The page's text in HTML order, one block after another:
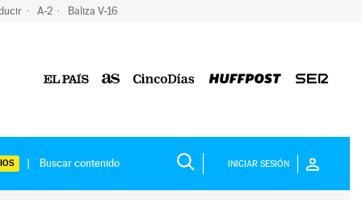
A-2 Baliza V-16
INICIAR SESIÓN